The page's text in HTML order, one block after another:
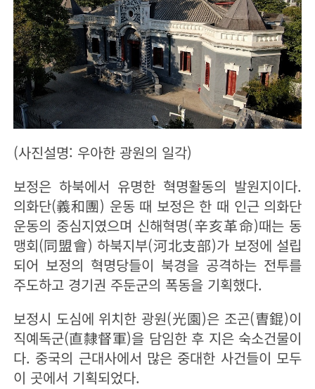
(사진설명: 우아한 광원의 일각)
보정은 하북에서 유명한 혁명활동의 발원지이다.
의화단(義和團) 운동 때 보정은 한 때 인근 의화단
운동의 중심지였으며 신해혁명(辛亥革命)때는 동
맹회(同盟會) 하북지부(河北支部)가 보정에 설립
되어 보정의 혁명당들이 북경을 공격하는 전투를
주도하고 경기권 주둔군의 폭동을 기획했다.
보정시 도심에 위치한 광원(光園)은 조곤(曺錕)이
직예독군(直隸督軍)을 담임한 후 지은 숙소건물이
다. 중국의 근대사에서 많은 중대한 사건들이 모두
이 곳에서 기획되었다.